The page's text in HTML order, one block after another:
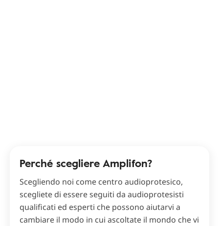
Perché scegliere Amplifon?
Scegliendo noi come centro audioprotesico,
scegliete di essere seguiti da audioprotesisti
qualificati ed esperti che possono aiutarvi a
cambiare il modo in cui ascoltate il mondo che vi